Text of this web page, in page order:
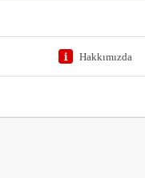
Hakkımızda